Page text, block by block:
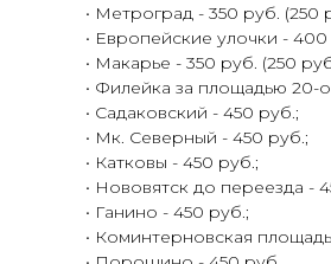
• Метроград - 350 руб. (250
• Европейские улочки -
• Макарье - 350 руб. (250
• Филейка за площадью 20-
• Садаковский - 450 руб.;
• Мк. Северный - 450 руб.;
• Катковы - 450 руб.;
• Нововятск до переезда -
• Ганино - 450 руб.;
• Коминтерновская